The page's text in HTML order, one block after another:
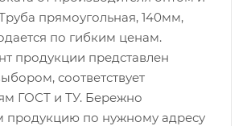
прямоугольная, 140мм,
по гибким ценам.
продукции представлен
соответствует
ГОСТ и ТУ. Бережно
продукцию по нужному адресу